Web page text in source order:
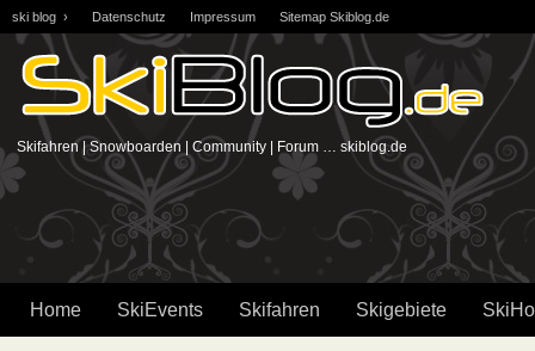
ski blog › Datenschutz Impressum Sitemap Skiblog.de
Skifahren | Snowboarden | Community | Forum … skiblog.de
Home SkiEvents Skifahren Skigebiete